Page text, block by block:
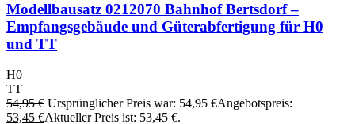
Modellbausatz 0212070 Bahnhof Bertsdorf –
Empfangsgebäude und Güterabfertigung für H0
und TT
H0
TT
54,95€ Ursprünglicher Preis war: 54,95 €Angebotspreis:
53,45 €Aktueller Preis ist: 53,45 €.